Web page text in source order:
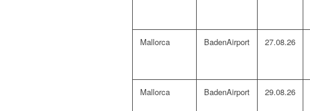
Mallorca BadenAirport 27.08.26
Mallorca BadenAirport 29.08.26